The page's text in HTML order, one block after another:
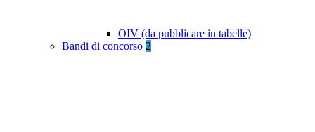
OIV (da pubblicare in tabelle)
Bandi di concorso 2